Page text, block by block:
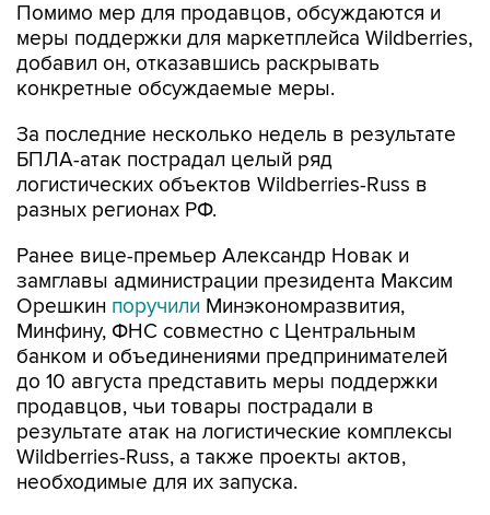
Помимо мер для продавцов, обсуждаются и
меры поддержки для маркетплейса Wildberries,
добавил он, отказавшись раскрывать
конкретные обсуждаемые меры.
За последние несколько недель в результате
БПЛА-атак пострадал целый ряд
логистических объектов Wildberries-Russ в
разных регионах РФ.
Ранее вице-премьер Александр Новак и
замглавы администрации президента Максим
Орешкин поручили Минэкономразвития,
Минфину, ФНС совместно с Центральным
банком и объединениями предпринимателей
до 10 августа представить меры поддержки
продавцов, чьи товары пострадали в
результате атак на логистические комплексы
Wildberries-Russ, а также проекты актов,
необходимые для их запуска.